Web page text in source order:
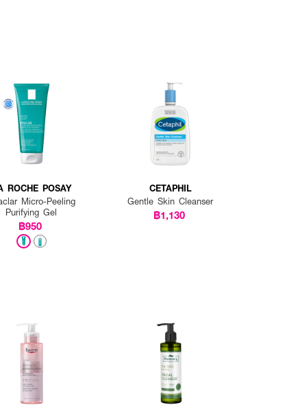
ROCHE POSAY
Micro-Peeling
Purifying Gel
฿950
CETAPHIL
Gentle Skin Cleanser
฿1,130